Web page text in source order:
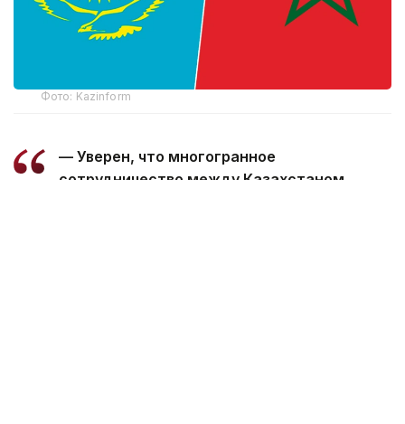
Фото: Kazinform
— Уверен, что многогранное
сотрудничество между Казахстаном